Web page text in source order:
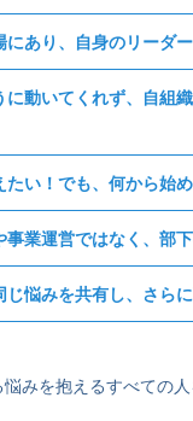
にあり、自身のリーダ
に動いてくれず、自組
たい！でも、何から始
事業運営ではなく、部
じ悩みを共有し、さら
みを抱えるすべての人